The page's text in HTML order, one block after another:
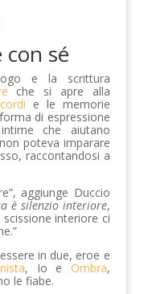
con sé
e la scrittura
che si apre alla
e le memorie
di espressione
che aiutano
poteva imparare
raccontandosi a
aggiunge Duccio
è silenzio interiore,
interiore ci
in due, eroe e
, Io e Ombra,
le fiabe.